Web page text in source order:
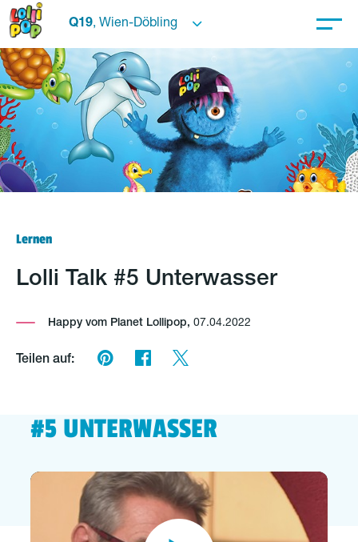
Q19, Wien-Döbling
Lernen
Lolli Talk #5 Unterwasser
Happy vom Planet Lollipop, 07.04.2022
Teilen auf:
#5 UNTERWASSER